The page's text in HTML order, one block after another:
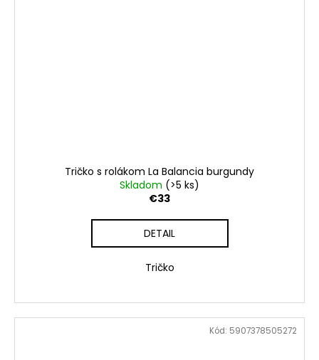
Tričko s rolákom La Balancia burgundy
Skladom (>5 ks)
€33
DETAIL
Tričko
Kód: 5907378505272